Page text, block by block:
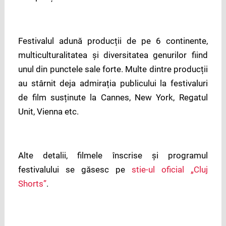
Festivalul adună producții de pe 6 continente,
multiculturalitatea și diversitatea genurilor fiind
unul din punctele sale forte. Multe dintre producții
au stârnit deja admirația publicului la festivaluri
de film susținute la Cannes, New York, Regatul
Unit, Vienna etc.
Alte detalii, filmele înscrise și programul
festivalului se găsesc pe stie-ul oficial „Cluj
Shorts”.